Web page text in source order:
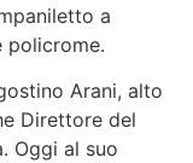
a
policrome.
Arani, alto
Direttore del
Oggi al suo